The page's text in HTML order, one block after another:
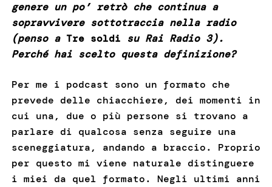
genere un po’ retrò che continua a
sopravvivere sottotraccia nella radio
(penso a Tre soldi su Rai Radio 3).
Perché hai scelto questa definizione?
Per me i podcast sono un formato che
prevede delle chiacchiere, dei momenti in
cui una, due o più persone si trovano a
parlare di qualcosa senza seguire una
sceneggiatura, andando a braccio. Proprio
per questo mi viene naturale distinguere
i miei da quel formato. Negli ultimi anni